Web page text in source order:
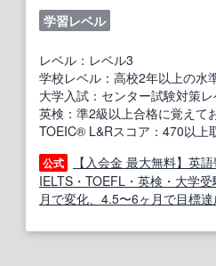
学習レベル
レベル：レベル3
学校レベル：高校2年以上の水
大学入試：センター試験対策
英検：準2級以上合格に覚えて
TOEIC® L&Rスコア：470以上
公式
【入会金 最大無料】英
IELTS・TOEFL・英検・大学
月で変化、4.5〜6ヶ月で目標達